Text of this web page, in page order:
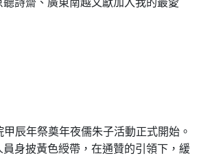
甲辰年祭奠年夜儒朱子活動正式開始。
身披黃色綬帶，在通贊的引領下，緩